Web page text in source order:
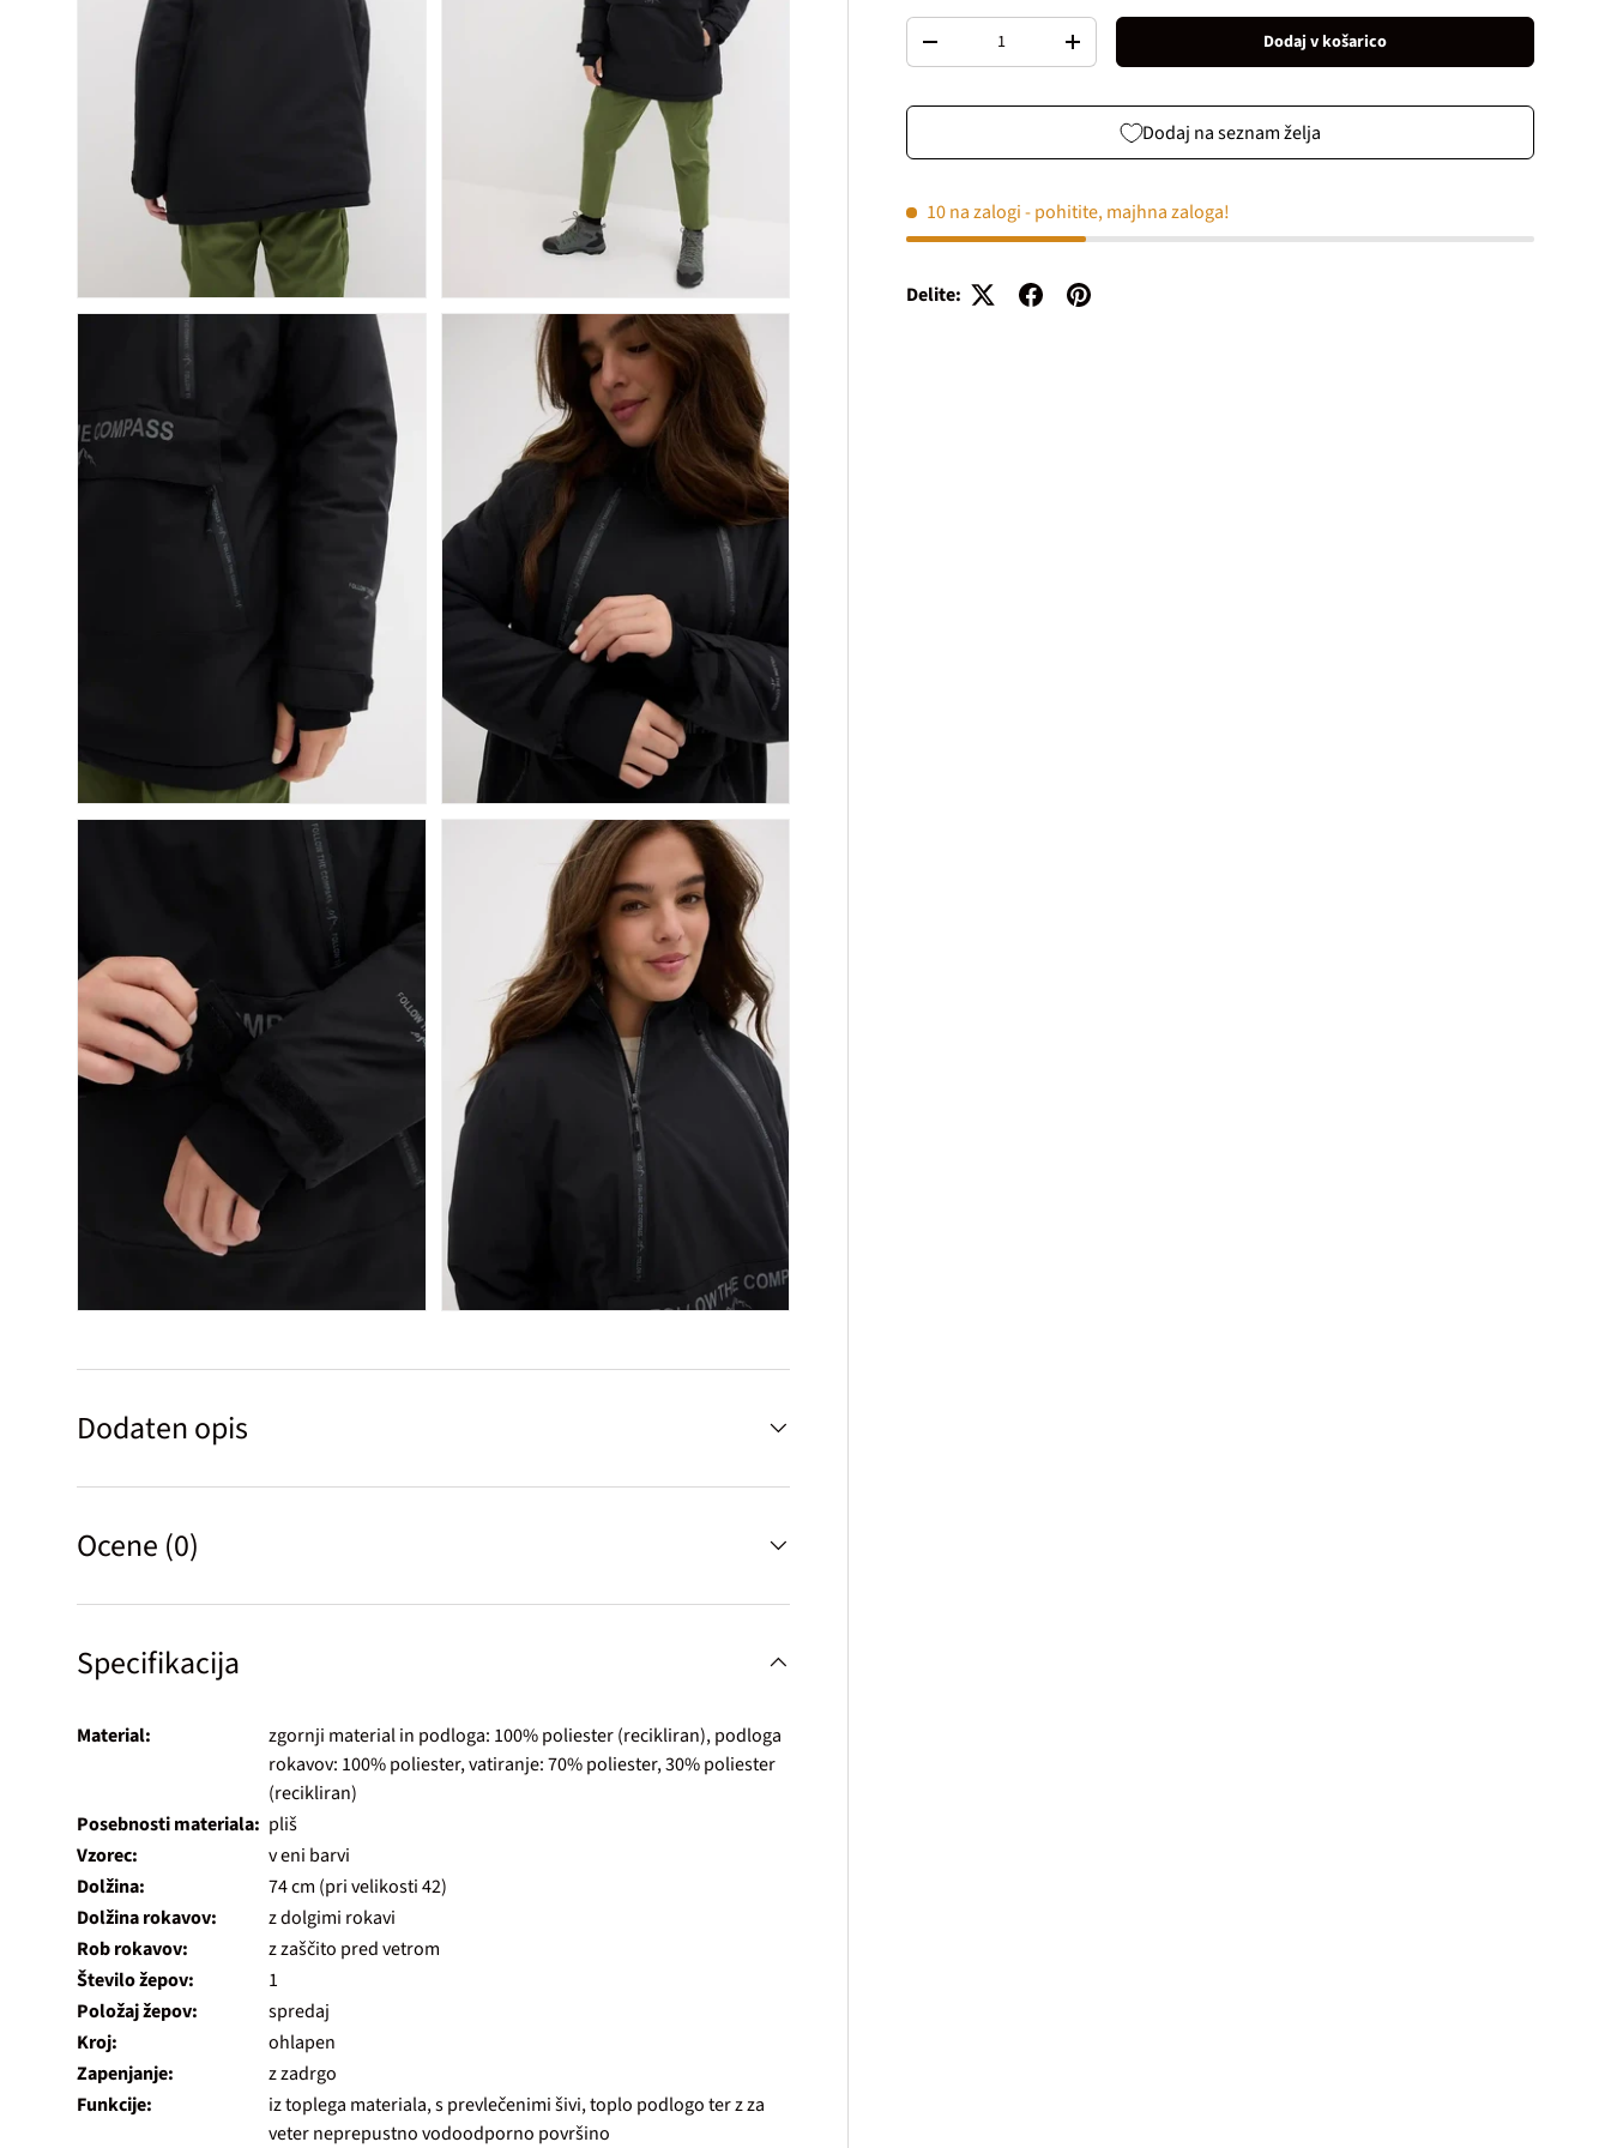
Količina
Decrease quantity
Increase quantity Dodaj v košarico
Dodaj na seznam želja
10 na zalogi - pohitite, majhna zaloga!
Delite:
Dodaten opis
Ocene (0)
Specifikacija
Material:
zgornji material in podloga: 100% poliester (recikliran), podloga
rokavov: 100% poliester, vatiranje: 70% poliester, 30% poliester
(recikliran)
Posebnosti materiala: pliš
Vzorec:
v eni barvi
Dolžina:
74 cm (pri velikosti 42)
Dolžina rokavov:
z dolgimi rokavi
Rob rokavov:
z zaščito pred vetrom
Število žepov:
1
Položaj žepov:
spredaj
Kroj:
ohlapen
Zapenjanje:
z zadrgo
Funkcije:
iz toplega materiala, s prevlečenimi šivi, toplo podlogo ter z za
veter neprepustno vodoodporno površino